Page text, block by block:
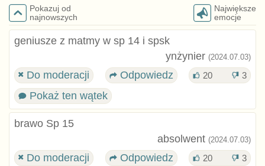
Pokazuj od
najnowszych
Największe
emocje
geniusze z matmy w sp 14 i spsk
ynżynier (2024.07.03)
Do moderacji Odpowiedz 20 3
Pokaż ten wątek
brawo Sp 15
absolwent (2024.07.03)
Do moderacji Odpowiedz 20 3